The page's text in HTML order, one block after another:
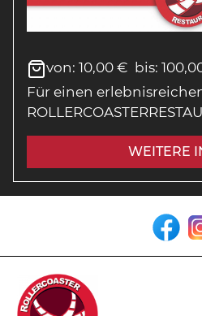
von: 10,00 € bis:
Für einen
WEITERE